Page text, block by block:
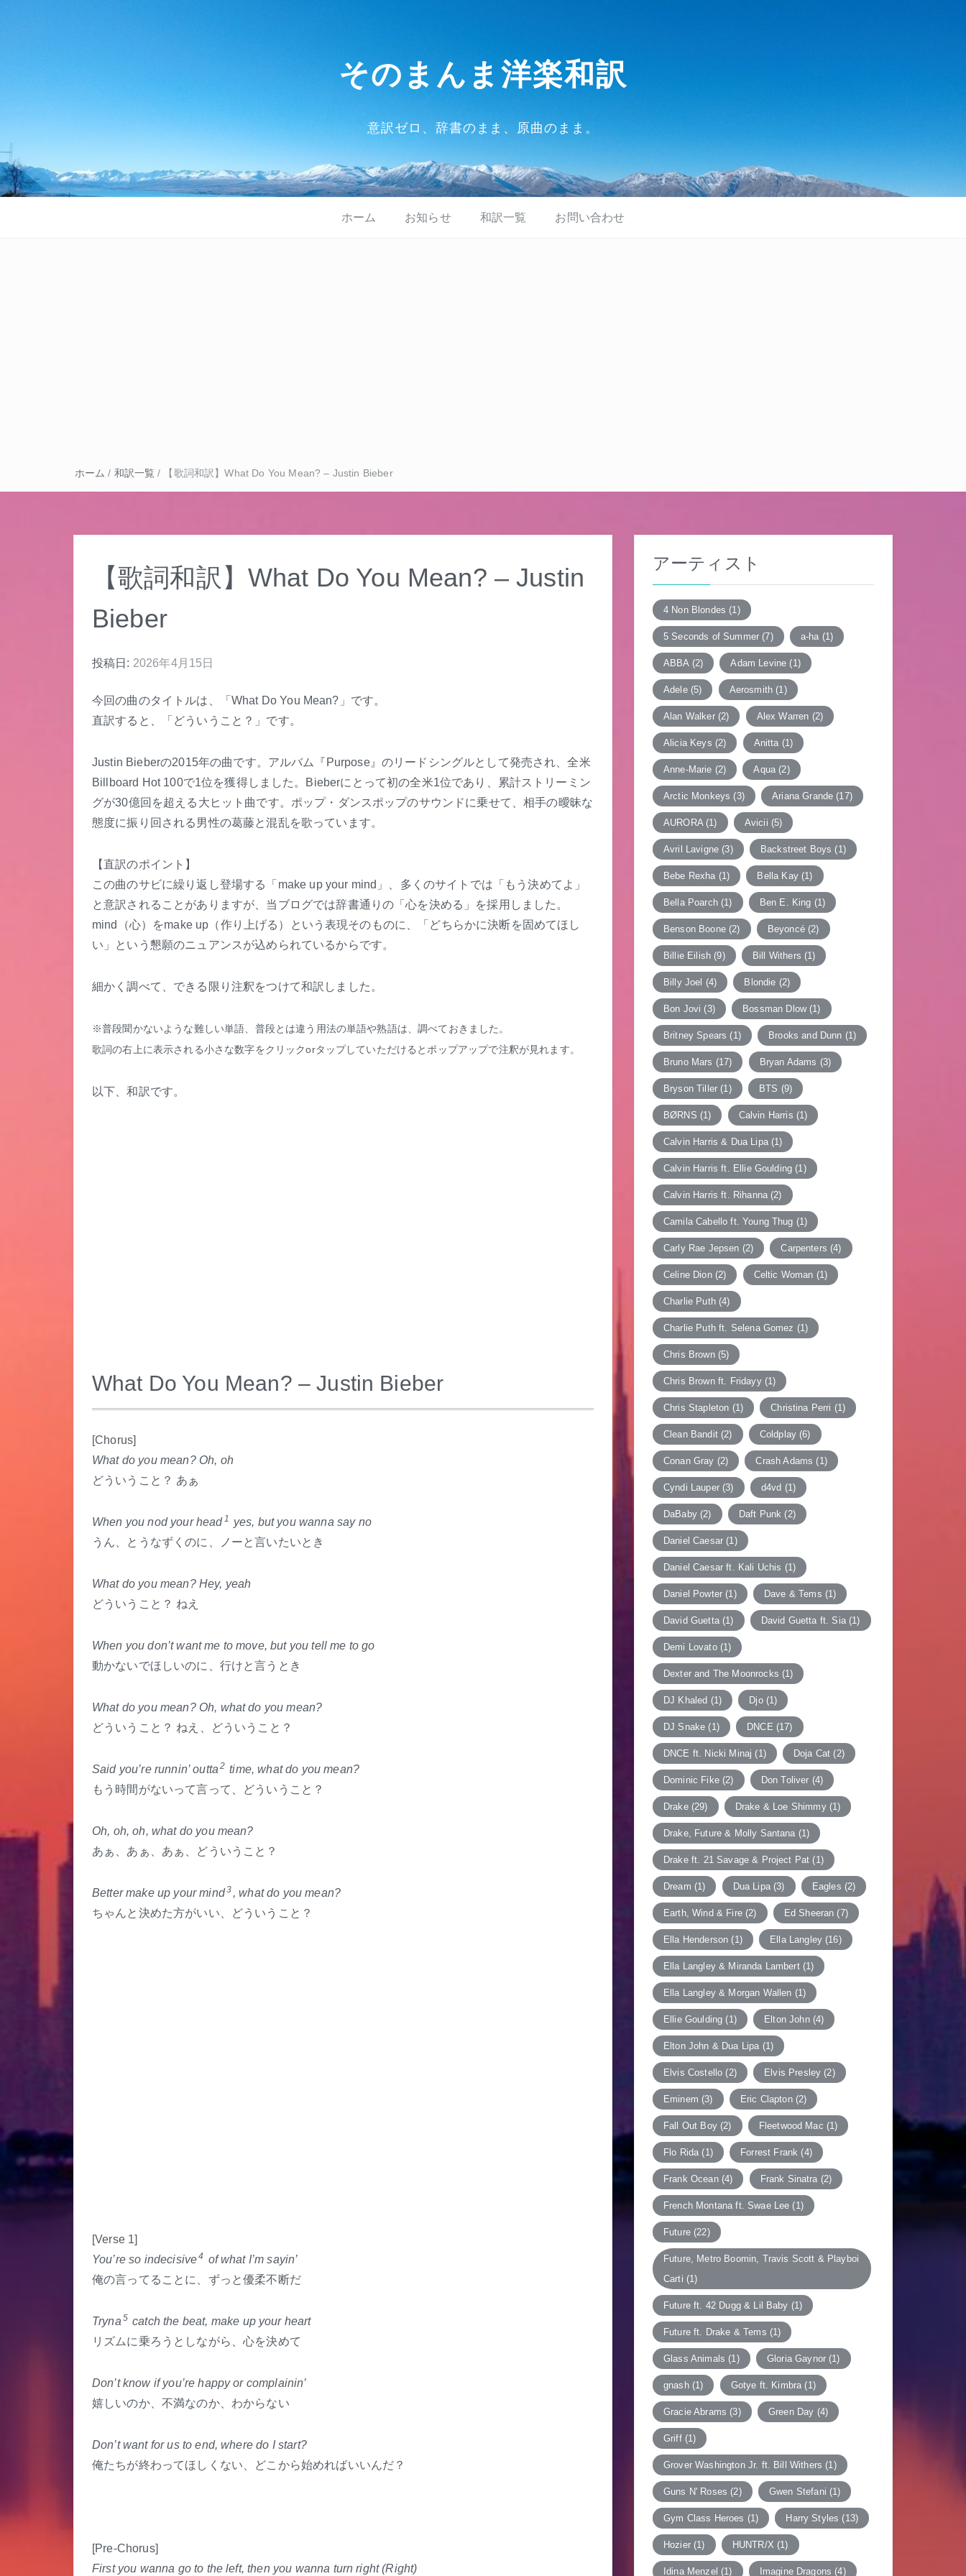
そのまんま洋楽和訳
意訳ゼロ、辞書のまま、原曲のまま。
ホーム お知らせ 和訳一覧 お問い合わせ
ホーム / 和訳一覧 / 【歌詞和訳】What Do You Mean? – Justin Bieber
【歌詞和訳】What Do You Mean? – Justin
Bieber
投稿日: 2026年4月15日
今回の曲のタイトルは、「What Do You Mean?」です。
直訳すると、「どういうこと？」です。
Justin Bieberの2015年の曲です。アルバム『Purpose』のリードシングルとして発売され、全米
Billboard Hot 100で1位を獲得しました。Bieberにとって初の全米1位であり、累計ストリーミン
グが30億回を超える大ヒット曲です。ポップ・ダンスポップのサウンドに乗せて、相手の曖昧な
態度に振り回される男性の葛藤と混乱を歌っています。
【直訳のポイント】
この曲のサビに繰り返し登場する「make up your mind」、多くのサイトでは「もう決めてよ」
と意訳されることがありますが、当ブログでは辞書通りの「心を決める」を採用しました。
mind（心）をmake up（作り上げる）という表現そのものに、「どちらかに決断を固めてほし
い」という懇願のニュアンスが込められているからです。
細かく調べて、できる限り注釈をつけて和訳しました。
※普段聞かないような難しい単語、普段とは違う用法の単語や熟語は、調べておきました。
歌詞の右上に表示される小さな数字をクリックorタップしていただけるとポップアップで注釈が見れます。
以下、和訳です。
What Do You Mean? – Justin Bieber
[Chorus]
What do you mean? Oh, oh
どういうこと？ あぁ
When you nod your head1 yes, but you wanna say no
うん、とうなずくのに、ノーと言いたいとき
What do you mean? Hey, yeah
どういうこと？ ねえ
When you don’t want me to move, but you tell me to go
動かないでほしいのに、行けと言うとき
What do you mean? Oh, what do you mean?
どういうこと？ ねえ、どういうこと？
Said you’re runnin’ outta 2 time, what do you mean?
もう時間がないって言って、どういうこと？
Oh, oh, oh, what do you mean?
あぁ、あぁ、あぁ、どういうこと？
Better make up your mind3 , what do you mean?
ちゃんと決めた方がいい、どういうこと？
[Verse 1]
You’re so indecisive4 of what I’m sayin’
俺の言ってることに、ずっと優柔不断だ
Tryna 5 catch the beat, make up your heart
リズムに乗ろうとしながら、心を決めて
Don’t know if you’re happy or complainin’
嬉しいのか、不満なのか、わからない
Don’t want for us to end, where do I start?
俺たちが終わってほしくない、どこから始めればいいんだ？
[Pre-Chorus]
First you wanna go to the left, then you wanna turn right (Right)
アーティスト
4 Non Blondes (1)
5 Seconds of Summer (7) a-ha (1)
ABBA(2) Adam Levine (1)
Adele(5) Aerosmith (1)
Alan Walker(2) Alex Warren (2)
Alicia Keys (2) Anitta (1)
Anne-Marie (2) Aqua (2)
Arctic Monkeys (3) Ariana Grande (17)
AURORA(1) Avicii (5)
Avril Lavigne (3) Backstreet Boys (1)
Bebe Rexha (1) Bella Kay(1)
Bella Poarch(1) Ben E. King (1)
Benson Boone(2) Beyoncé(2)
Billie Eilish (9) Bill Withers (1)
Billy Joel (4) Blondie (2)
Bon Jovi (3) Bossman Dlow(1)
Britney Spears (1) Brooks and Dunn (1)
Bruno Mars (17) Bryan Adams (3)
Bryson Tiller (1) BTS (9)
BØRNS (1) Calvin Harris (1)
Calvin Harris & Dua Lipa(1)
Calvin Harris ft. Ellie Goulding (1)
Calvin Harris ft. Rihanna (2)
Camila Cabello ft. Young Thug (1)
Carly Rae Jepsen (2) Carpenters (4)
Celine Dion(2) Celtic Woman (1)
Charlie Puth(4)
Charlie Puth ft. Selena Gomez (1)
Chris Brown(5)
Chris Brown ft. Fridayy(1)
Chris Stapleton (1) Christina Perri (1)
Clean Bandit(2) Coldplay (6)
Conan Gray (2) Crash Adams (1)
Cyndi Lauper(3) d4vd (1)
DaBaby(2) Daft Punk (2)
Daniel Caesar (1)
Daniel Caesar ft. Kali Uchis (1)
Daniel Powter (1) Dave & Tems (1)
David Guetta(1) David Guetta ft. Sia(1)
Demi Lovato(1)
Dexter and The Moonrocks (1)
DJ Khaled (1) Djo(1)
DJ Snake (1) DNCE (17)
DNCE ft. Nicki Minaj (1) Doja Cat (2)
Dominic Fike(2) Don Toliver (4)
Drake(29) Drake & Loe Shimmy(1)
Drake, Future & Molly Santana (1)
Drake ft. 21 Savage & Project Pat (1)
Dream (1) Dua Lipa(3) Eagles (2)
Earth, Wind & Fire(2) Ed Sheeran (7)
Ella Henderson (1) Ella Langley(16)
Ella Langley & Miranda Lambert(1)
Ella Langley & Morgan Wallen (1)
Ellie Goulding (1) Elton John(4)
Elton John & Dua Lipa (1)
Elvis Costello (2) Elvis Presley (2)
Eminem (3) Eric Clapton(2)
Fall Out Boy(2) Fleetwood Mac (1)
Flo Rida (1) Forrest Frank (4)
Frank Ocean(4) Frank Sinatra (2)
French Montana ft. Swae Lee (1)
Future(22)
Future, Metro Boomin, Travis Scott & Playboi
Carti (1)
Future ft. 42 Dugg & Lil Baby (1)
Future ft. Drake & Tems (1)
Glass Animals (1) Gloria Gaynor (1)
gnash(1) Gotye ft. Kimbra (1)
Gracie Abrams (3) Green Day (4)
Griff(1)
Grover Washington Jr. ft. Bill Withers (1)
Guns N' Roses (2) Gwen Stefani (1)
Gym Class Heroes (1) Harry Styles (13)
Hozier(1) HUNTR/X (1)
Idina Menzel (1) Imagine Dragons (4)